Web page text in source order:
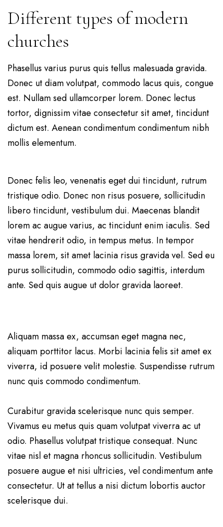
Different types of modern
churches
Phasellus varius purus quis tellus malesuada gravida.
Donec ut diam volutpat, commodo lacus quis, congue
est. Nullam sed ullamcorper lorem. Donec lectus
tortor, dignissim vitae consectetur sit amet, tincidunt
dictum est. Aenean condimentum condimentum nibh
mollis elementum.
Donec felis leo, venenatis eget dui tincidunt, rutrum
tristique odio. Donec non risus posuere, sollicitudin
libero tincidunt, vestibulum dui. Maecenas blandit
lorem ac augue varius, ac tincidunt enim iaculis. Sed
vitae hendrerit odio, in tempus metus. In tempor
massa lorem, sit amet lacinia risus gravida vel. Sed eu
purus sollicitudin, commodo odio sagittis, interdum
ante. Sed quis augue ut dolor gravida laoreet.
Aliquam massa ex, accumsan eget magna nec,
aliquam porttitor lacus. Morbi lacinia felis sit amet ex
viverra, id posuere velit molestie. Suspendisse rutrum
nunc quis commodo condimentum.
Curabitur gravida scelerisque nunc quis semper.
Vivamus eu metus quis quam volutpat viverra ac ut
odio. Phasellus volutpat tristique consequat. Nunc
vitae nisl et magna rhoncus sollicitudin. Vestibulum
posuere augue et nisi ultricies, vel condimentum ante
consectetur. Ut at tellus a nisi dictum lobortis auctor
scelerisque dui.